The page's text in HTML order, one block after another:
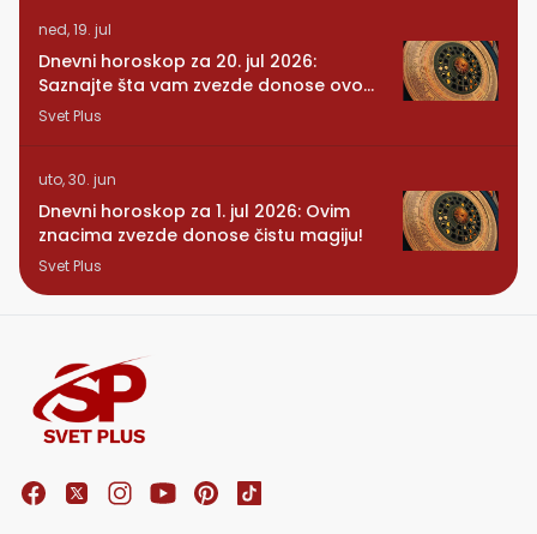
ned, 19. jul
Dnevni horoskop za 20. jul 2026:
Saznajte šta vam zvezde donose ovog
ponedeljka
Svet Plus
uto, 30. jun
Dnevni horoskop za 1. jul 2026: Ovim
znacima zvezde donose čistu magiju!
Svet Plus